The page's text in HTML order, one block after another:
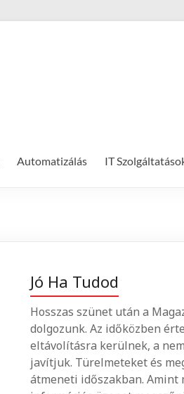
Automatizálás IT
Jó Ha Tudod
Hosszas szünet után a
dolgozunk. Az időközben
eltávolításra kerülnek, a
javítjuk. Türelmeteket és
átmeneti időszakban. Amint